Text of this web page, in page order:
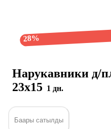
Нарукавники д/
23х15 1 дн.
28%
Баары сатылды